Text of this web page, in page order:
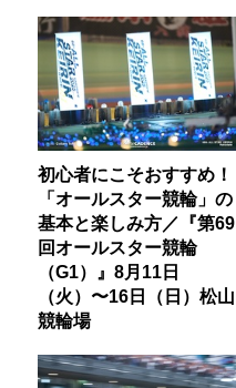
初心者にこそおすすめ！
「オールスター競輪」の
基本と楽しみ方／『第69
回オールスター競輪
（G1）』8月11日
（火）〜16日（日）松山
競輪場